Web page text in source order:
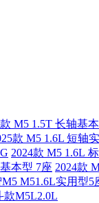
M5 1.5T 长轴基
款 M5 1.6L 短轴
2024款 M5 1.6L
本型 7座 2024款
M5 M51.6L实用型5
款M5L2.0L